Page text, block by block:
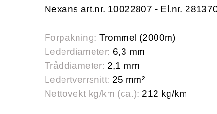
Nexans art.nr. 10022807 - El.nr.
Forpakning: Trommel (2000m)
Lederdiameter: 6,3 mm
Tråddiameter: 2,1 mm
Ledertverrsnitt: 25 mm²
Nettovekt kg/km (ca.): 212 kg/km